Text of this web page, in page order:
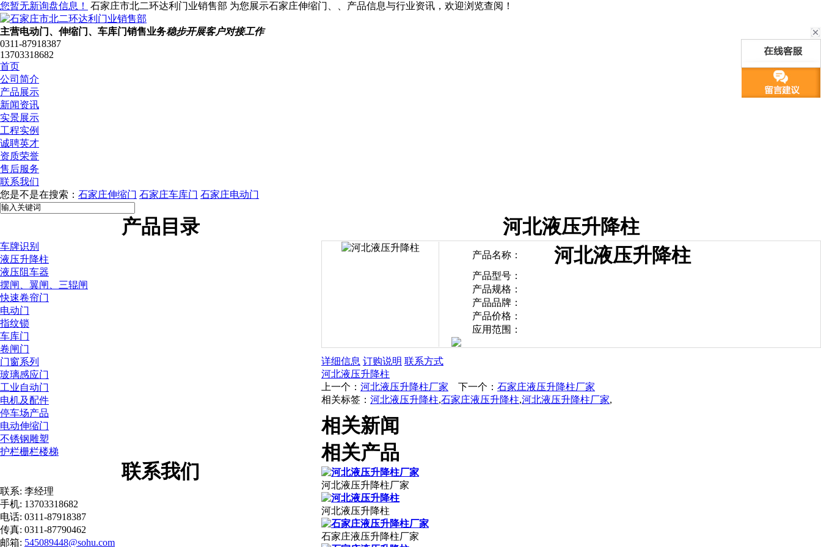
您暂无新询盘信息！ 石家庄市北二环达利门业销售部 为您展示石家庄伸缩门、、产品信息与行业资讯，欢迎浏览查阅！
主营电动门、伸缩门、车库门销售业务稳步开展客户对接工作
0311-87918387
13703318682
首页
公司简介
产品展示
新闻资讯
实景展示
工程实例
诚聘英才
资质荣誉
售后服务
联系我们
您是不是在搜索： 石家庄伸缩门 石家庄车库门 石家庄电动门
产品目录
车牌识别
液压升降柱
液压阻车器
摆闸、翼闸、三辊闸
快速卷帘门
电动门
指纹锁
车库门
卷闸门
门窗系列
玻璃感应门
工业自动门
电机及配件
停车场产品
电动伸缩门
不锈钢雕塑
护栏栅栏楼梯
联系我们
联系: 李经理
手机: 13703318682
电话: 0311-87918387
传真: 0311-87790462
邮箱: 545089448@sohu.com
河北液压升降柱
产品名称： 河北液压升降柱
产品型号：
产品规格：
产品品牌：
产品价格：
应用范围：
详细信息 订购说明 联系方式
河北液压升降柱
上一个： 河北液压升降柱厂家 下一个： 石家庄液压升降柱厂家
相关标签： 河北液压升降柱,石家庄液压升降柱,河北液压升降柱厂家,
相关新闻
相关产品
河北液压升降柱厂家
河北液压升降柱
石家庄液压升降柱厂家